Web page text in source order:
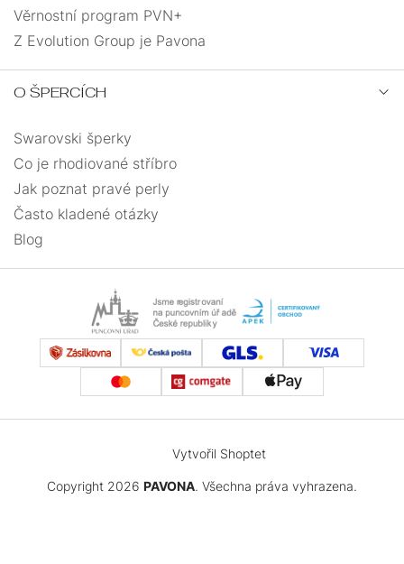
Věrnostní program PVN+
Z Evolution Group je Pavona
O ŠPERCÍCH
Swarovski šperky
Co je rhodiované stříbro
Jak poznat pravé perly
Často kladené otázky
Blog
Vytvořil Shoptet
Copyright 2026 PAVONA. Všechna práva vyhrazena.